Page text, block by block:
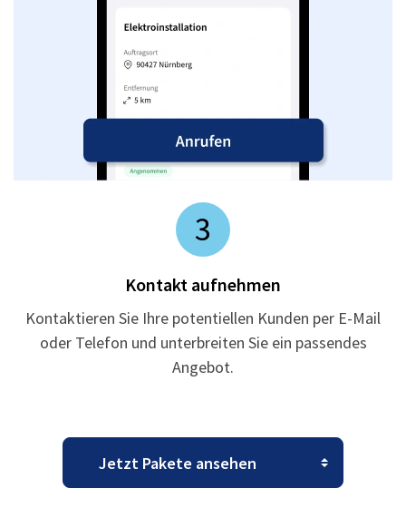
3
Kontakt aufnehmen
Kontaktieren Sie Ihre potentiellen Kunden per E-Mail
oder Telefon und unterbreiten Sie ein passendes
Angebot.